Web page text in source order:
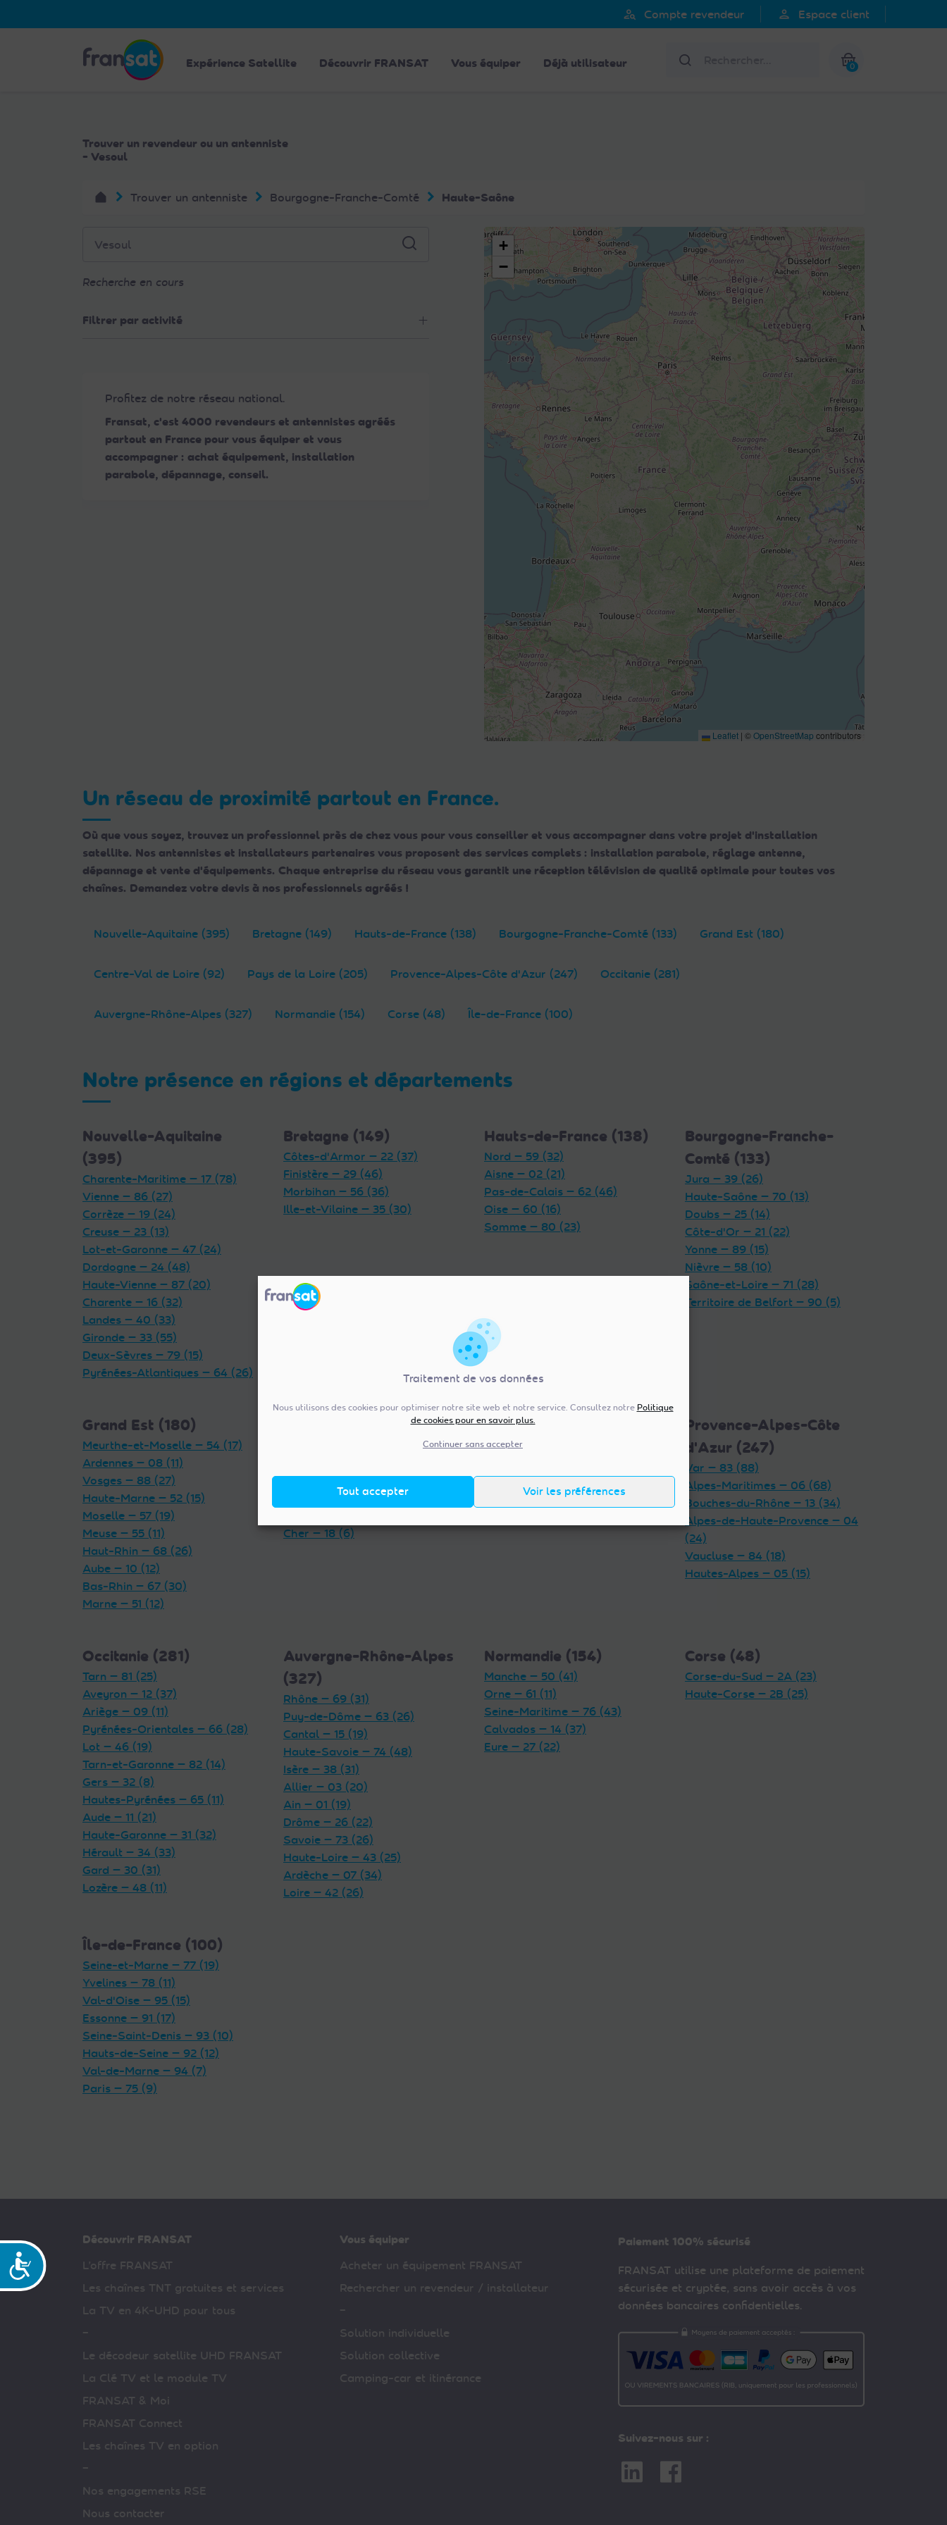
Traitement de vos données
Nous utilisons des cookies pour optimiser notre site web et notre service. Consultez notre Politique
de cookies pour en savoir plus.
Continuer sans accepter
Tout accepter Voir les préférences
noter
Accessibilité
person_search Compte revendeur person Espace client
0
Expérience Satellite Découvrir FRANSAT Vous équiper Déjà utilisateur
Trouver un revendeur ou un antenniste
- Vesoul
Trouver un antenniste Bourgogne-Franche-Comté Haute-Saône
Recherche en cours
Filtrer par activité
Profitez de notre réseau national.
Fransat, c'est 4000 revendeurs et antennistes agréés
partout en France pour vous équiper et vous
accompagner : achat équipement, installation
parabole, dépannage, conseil.
+
−
Leaflet | ©OpenStreetMap contributors
Un réseau de proximité partout en France.
Où que vous soyez, trouvez un professionnel près de chez vous pour vous conseiller et vous accompagner dans votre projet d'installation
satellite. Nos antennistes et installateurs partenaires vous proposent des services complets : installation parabole, réglage antenne,
dépannage et vente d'équipements. Chaque entreprise du réseau vous garantit une réception télévision de qualité optimale pour toutes vos
chaînes. Demandez votre devis à nos professionnels agréés !
Nouvelle-Aquitaine (395) Bretagne (149) Hauts-de-France (138) Bourgogne-Franche-Comté (133) Grand Est (180)
Centre-Val de Loire (92) Pays de la Loire (205) Provence-Alpes-Côte d'Azur (247) Occitanie (281)
Auvergne-Rhône-Alpes (327) Normandie (154) Corse (48) Île-de-France (100)
Notre présence en régions et départements
Nouvelle-Aquitaine
(395)
Charente-Maritime — 17 (78)
Vienne — 86 (27)
Corrèze — 19 (24)
Creuse — 23 (13)
Lot-et-Garonne — 47 (24)
Dordogne — 24 (48)
Haute-Vienne — 87 (20)
Charente — 16 (32)
Landes — 40 (33)
Gironde — 33 (55)
Deux-Sèvres — 79 (15)
Pyrénées-Atlantiques — 64 (26)
Bretagne (149)
Côtes-d'Armor — 22 (37)
Finistère — 29 (46)
Morbihan — 56 (36)
Ille-et-Vilaine — 35 (30)
Hauts-de-France (138)
Nord — 59 (32)
Aisne — 02 (21)
Pas-de-Calais — 62 (46)
Oise — 60 (16)
Somme — 80 (23)
Bourgogne-Franche-
Comté (133)
Jura — 39 (26)
Haute-Saône — 70 (13)
Doubs — 25 (14)
Côte-d'Or — 21 (22)
Yonne — 89 (15)
Nièvre — 58 (10)
Saône-et-Loire — 71 (28)
Territoire de Belfort — 90 (5)
Grand Est (180)
Meurthe-et-Moselle — 54 (17)
Ardennes — 08 (11)
Vosges — 88 (27)
Haute-Marne — 52 (15)
Moselle — 57 (19)
Meuse — 55 (11)
Haut-Rhin — 68 (26)
Aube — 10 (12)
Bas-Rhin — 67 (30)
Marne — 51 (12)
Centre-Val de Loire (92)
Eure-et-Loir — 28 (23)
Loir-et-Cher — 41 (14)
Cher — 18 (6)
Pays de la Loire (205)
Vendée — 85 (98)
Mayenne — 53 (14)
Loire-Atlantique — 44 (38)
Provence-Alpes-Côte
d'Azur (247)
Var — 83 (88)
Alpes-Maritimes — 06 (68)
Bouches-du-Rhône — 13 (34)
Alpes-de-Haute-Provence — 04
(24)
Vaucluse — 84 (18)
Hautes-Alpes — 05 (15)
Occitanie (281)
Tarn — 81 (25)
Aveyron — 12 (37)
Ariège — 09 (11)
Pyrénées-Orientales — 66 (28)
Lot — 46 (19)
Tarn-et-Garonne — 82 (14)
Gers — 32 (8)
Hautes-Pyrénées — 65 (11)
Aude — 11 (21)
Haute-Garonne — 31 (32)
Hérault — 34 (33)
Gard — 30 (31)
Lozère — 48 (11)
Auvergne-Rhône-Alpes
(327)
Rhône — 69 (31)
Puy-de-Dôme — 63 (26)
Cantal — 15 (19)
Haute-Savoie — 74 (48)
Isère — 38 (31)
Allier — 03 (20)
Ain — 01 (19)
Drôme — 26 (22)
Savoie — 73 (26)
Haute-Loire — 43 (25)
Ardèche — 07 (34)
Loire — 42 (26)
Normandie (154)
Manche — 50 (41)
Orne — 61 (11)
Seine-Maritime — 76 (43)
Calvados — 14 (37)
Eure — 27 (22)
Corse (48)
Corse-du-Sud — 2A (23)
Haute-Corse — 2B (25)
Île-de-France (100)
Seine-et-Marne — 77 (19)
Yvelines — 78 (11)
Val-d'Oise — 95 (15)
Essonne — 91 (17)
Seine-Saint-Denis — 93 (10)
Hauts-de-Seine — 92 (12)
Val-de-Marne — 94 (7)
Paris — 75 (9)
Découvrir FRANSAT
L’offre FRANSAT
Les chaînes TNT gratuites et services
La TV en 4K-UHD pour tous
–
Le décodeur satellite UHD FRANSAT
La Clé TV et le module TV
FRANSAT & Moi
FRANSAT Connect
Les chaînes TV en option
–
Nos engagements RSE
Nous contacter
Vous équiper
Acheter un équipement FRANSAT
Rechercher un revendeur / installateur
–
Solution individuelle
Solution collective
Camping-car et itinérance
Paiement 100% sécurisé
FRANSAT utilise une plateforme de paiement
sécurisée et cryptée, sans avoir accès à vos
données bancaires confidentielles.
Suivez-nous sur :
Linkedin Facebook